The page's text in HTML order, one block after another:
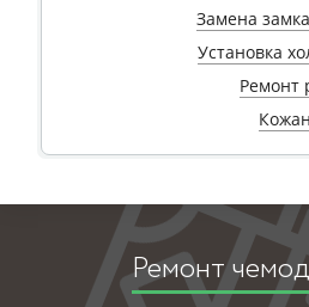
Замена
Установка
Ремонт
Ремонт